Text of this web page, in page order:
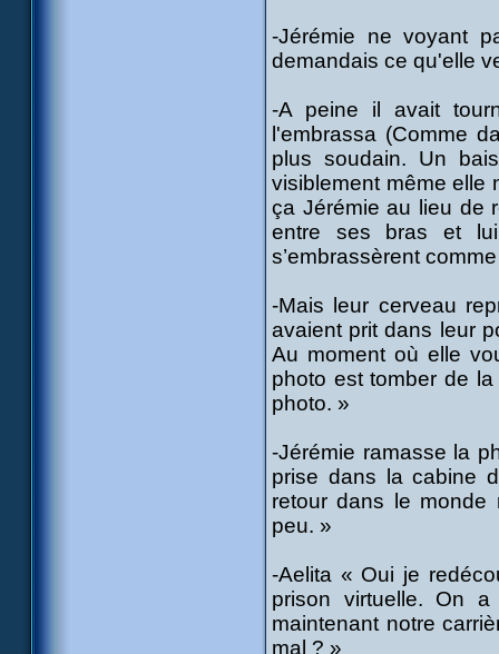
-Jérémie ne voyant
demandais ce qu'elle
-A peine il avait
l'embrassa (Comme
plus soudain. Un
visiblement même elle
ça Jérémie au lieu de
entre ses bras et
s’embrassèrent
-Mais leur cerveau
avaient prit dans leur
Au moment où elle
photo est tomber de
photo. »
-Jérémie ramasse la
prise dans la cabine
retour dans le
peu. »
-Aelita « Oui je
prison virtuelle. On
maintenant notre
mal ? »